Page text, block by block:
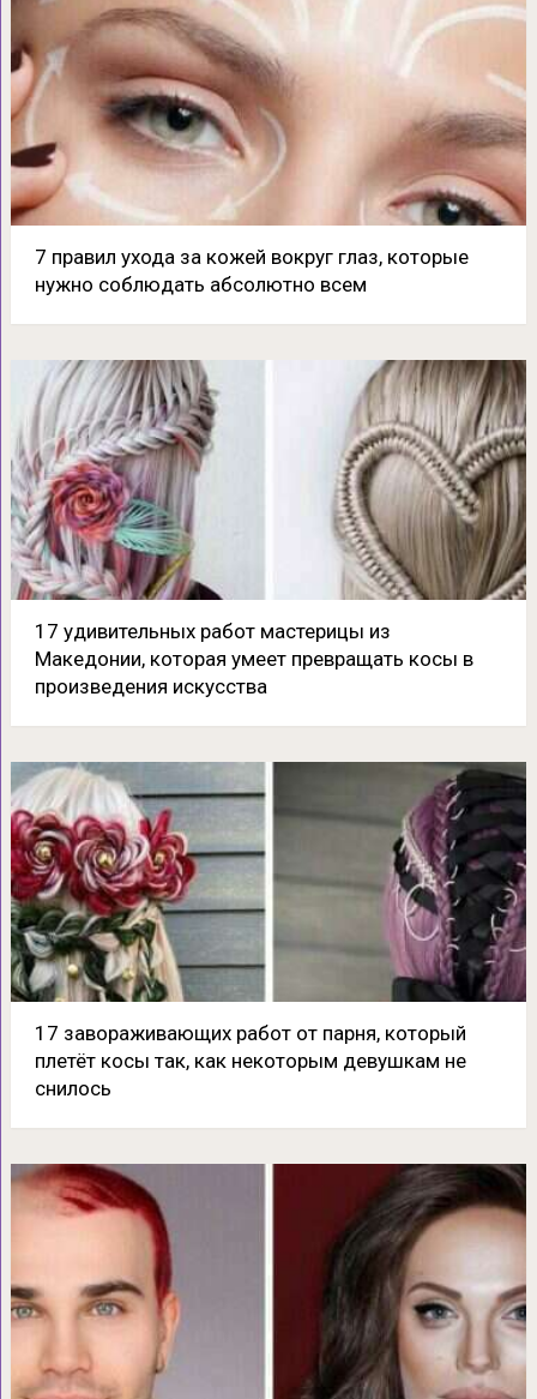
7 правил ухода за кожей вокруг глаз, которые
нужно соблюдать абсолютно всем
17 удивительных работ мастерицы из
Македонии, которая умеет превращать косы в
произведения искусства
17 завораживающих работ от парня, который
плетёт косы так, как некоторым девушкам не
снилось